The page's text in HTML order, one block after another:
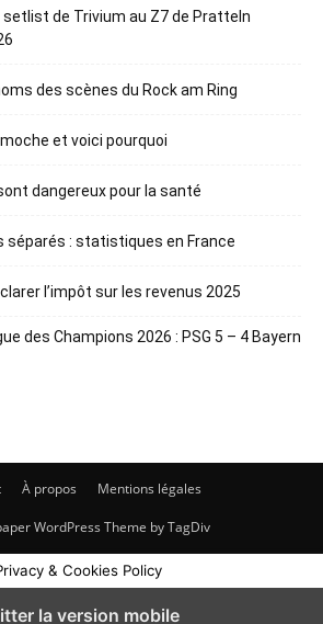
de Trivium au Z7 de Pratteln
des scènes du Rock am Ring
et voici pourquoi
dangereux pour la santé
séparés : statistiques en France
l’impôt sur les revenus 2025
des Champions 2026 : PSG 5 – 4 Bayern
À propos Mentions légales
WordPress Theme by TagDiv
& Cookies Policy
la version mobile